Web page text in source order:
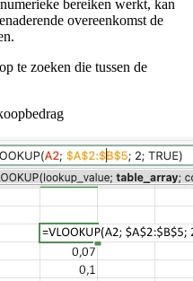
bereiken werkt, kan
overeenkomst de
te zoeken die tussen de